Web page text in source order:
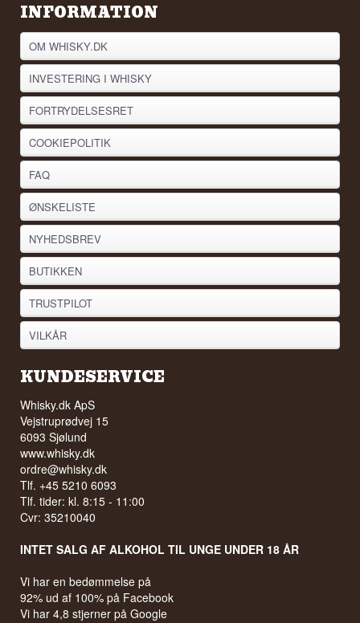
INFORMATION
OM WHISKY.DK
INVESTERING I WHISKY
FORTRYDELSESRET
COOKIEPOLITIK
FAQ
ØNSKELISTE
NYHEDSBREV
BUTIKKEN
TRUSTPILOT
VILKÅR
KUNDESERVICE
Whisky.dk ApS
Vejstruprødvej 15
6093 Sjølund
www.whisky.dk
ordre@whisky.dk
Tlf. +45 5210 6093
Tlf. tider: kl. 8:15 - 11:00
Cvr: 35210040
INTET SALG AF ALKOHOL TIL UNGE UNDER 18 ÅR
Vi har en bedømmelse på
92% ud af 100% på Facebook
Vi har 4,8 stjerner på Google